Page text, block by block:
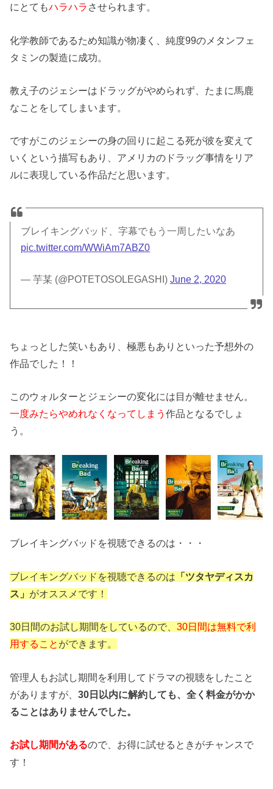
にとてもハラハラ させられます。
化学教師であるため知識が物凄く、純度99のメタンフェ
タミンの製造に成功。
教え子のジェシーはドラッグがやめられず、たまに馬鹿
なことをしてしまいます。
ですがこのジェシーの身の回りに起こる死が彼を変えて
いくという描写もあり、アメリカのドラッグ事情をリア
ルに表現している作品だと思います。
ブレイキングバッド、字幕でもう一周したいなあ
pic.twitter.com/WWiAm7ABZ0
— 芋某 (@POTETOSOLEGASHI)June 2, 2020
ちょっとした笑いもあり、極悪もありといった予想外の
作品でした！！
このウォルターとジェシーの変化には目が離せません。
一度みたらやめれなくなってしまう作品となるでしょ
う。
ブレイキングバッドを視聴できるのは・・・
ブレイキングバッドを視聴できるのは 「ツタヤディスカ
ス」 がオススメです！
30日間のお試し期間をしているので、30日間は無料で利
用すること ができます。
管理人もお試し期間を利用してドラマの視聴をしたこと
がありますが、30日以内に解約しても、全く料金がかか
ることはありませんでした。
お試し期間があるので、お得に試せるときがチャンスで
す！